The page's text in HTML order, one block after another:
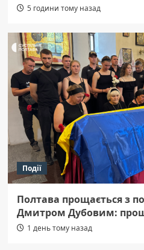
5 години тому назад
Події
Полтава прощається з
Дмитром Дубовим:
1 день тому назад